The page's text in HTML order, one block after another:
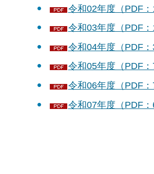
令和02年度（PDF：
令和03年度（PDF：
令和04年度（PDF：
令和05年度（PDF：
令和06年度（PDF：
令和07年度（PDF：